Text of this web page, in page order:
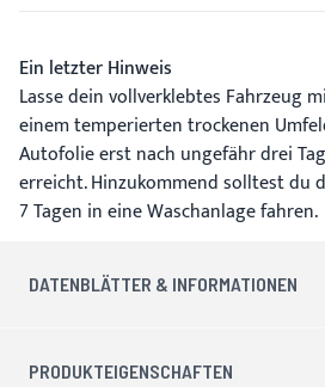
Ein letzter Hinweis
Lasse dein vollverklebtes Fahrzeug
einem temperierten trockenen
Autofolie erst nach ungefähr drei
erreicht. Hinzukommend solltest du
7 Tagen in eine Waschanlage fahren.
DATENBLÄTTER & INFORMATIONEN
PRODUKTEIGENSCHAFTEN